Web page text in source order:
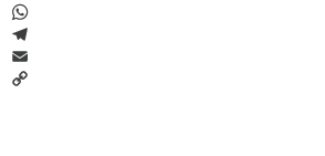
LinkedIn
WhatsApp
Telegram
Email